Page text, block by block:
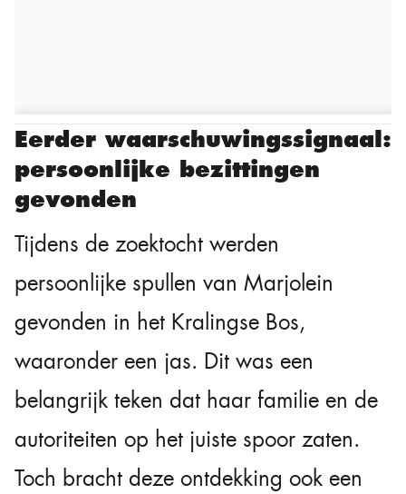
Eerder waarschuwingssignaal:
persoonlijke bezittingen
gevonden
Tijdens de zoektocht werden
persoonlijke spullen van Marjolein
gevonden in het Kralingse Bos,
waaronder een jas. Dit was een
belangrijk teken dat haar familie en de
autoriteiten op het juiste spoor zaten.
Toch bracht deze ontdekking ook een